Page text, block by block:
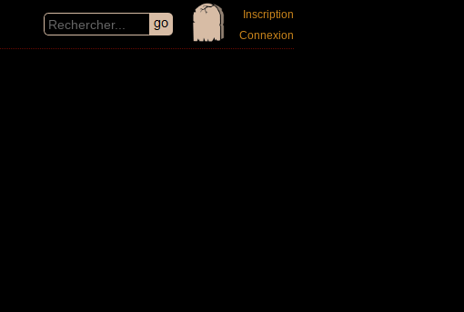
Inscription
Connexion